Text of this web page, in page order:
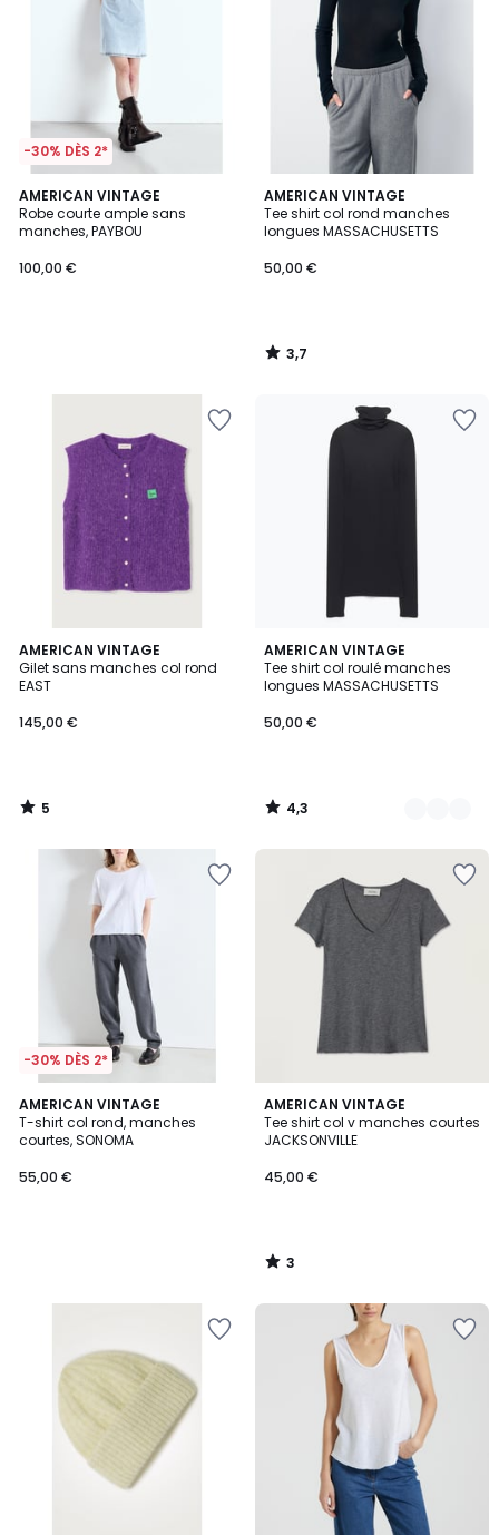
-30% DÈS 2*
AMERICAN VINTAGE
Robe courte ample sans
manches, PAYBOU
100,00 €
AMERICAN VINTAGE
Tee shirt col rond manches
longues MASSACHUSETTS
50,00 €
3,7
/ 5
3,7
/
AMERICAN VINTAGE
Gilet sans manches col rond
EAST
145,00 €
5
/
5
5
/
AMERICAN VINTAGE
Tee shirt col roulé manches
longues MASSACHUSETTS
50,00 €
4,3
/ 5
2
Couleurs
4,3
/
-30% DÈS 2*
AMERICAN VINTAGE
T-shirt col rond, manches
courtes, SONOMA
55,00 €
AMERICAN VINTAGE
Tee shirt col v manches courtes
JACKSONVILLE
45,00 €
3
/
5
3
/